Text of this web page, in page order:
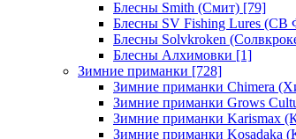
Блесны Smith (Смит) [79]
Блесны SV Fishing Lures
Блесны Solvkroken
Блесны Алхимовки [1]
Зимние приманки [728]
Зимние приманки Chimera
Зимние приманки Grows
Зимние приманки Karismax
Зимние приманки Kosadaka